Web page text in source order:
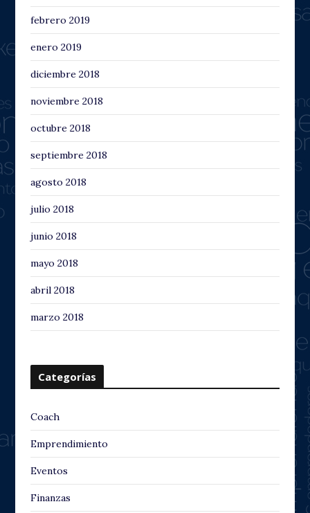
febrero 2019
enero 2019
diciembre 2018
noviembre 2018
octubre 2018
septiembre 2018
agosto 2018
julio 2018
junio 2018
mayo 2018
abril 2018
marzo 2018
Categorías
Coach
Emprendimiento
Eventos
Finanzas